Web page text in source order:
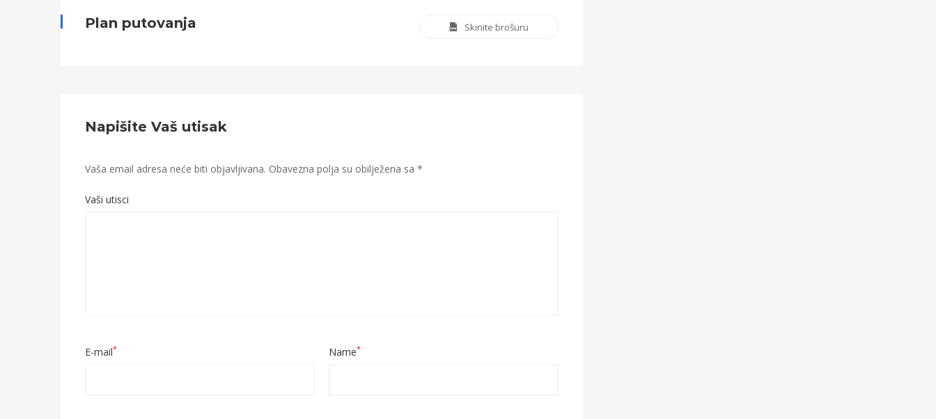
Plan putovanja Skinite brošuru
Napišite Vaš utisak
Vaša email adresa neće biti objavljivana. Obavezna polja su obilježena sa *
Vaši utisci
E-mail* Name*